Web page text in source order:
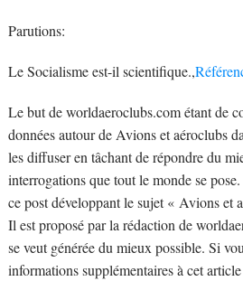
Parutions:
Le Socialisme est-il scientifique.,
Le but de worldaeroclubs.com étant de
données autour de Avions et aéroclubs
les diffuser en tâchant de répondre du
interrogations que tout le monde se
ce post développant le sujet « Avions et
Il est proposé par la rédaction de
se veut générée du mieux possible. Si
informations supplémentaires à cet